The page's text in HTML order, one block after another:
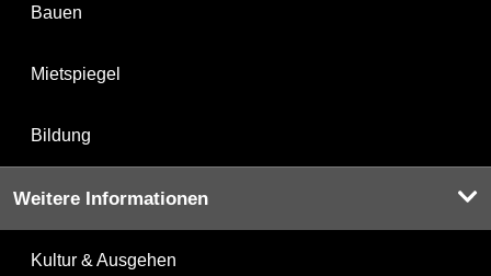
Bauen
Mietspiegel
Bildung
Weitere Informationen
Kultur & Ausgehen